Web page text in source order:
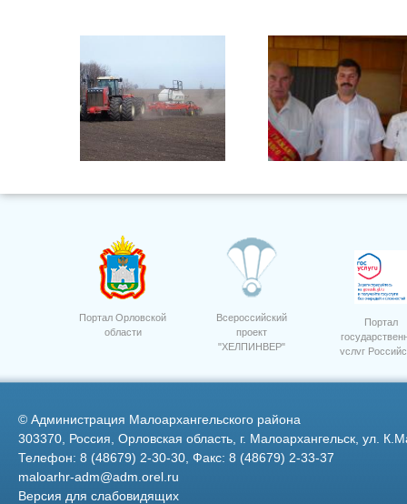
ООО "Дубовицкое" сев гороха Щукин А.И.
Портал Орловской
области
Всероссийский
проект
"ХЕЛПИНВЕР"
Портал
услуг
© Администрация Малоархангельского района
303370, Россия, Орловская область, г. Малоархангельск, ул.
Телефон: 8 (48679) 2-30-30, Факс: 8 (48679) 2-33-37
maloarhr-adm@adm.orel.ru
Версия для слабовидящих